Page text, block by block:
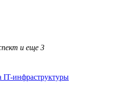
и еще 3
IT-инфраструктуры